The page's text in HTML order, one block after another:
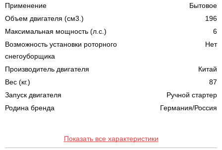
Применение
Бытовое
Объем двигателя (см3.)
196
Максимальная мощность (л.с.)
6
Возможность установки роторного
снегоуборщика
Нет
Производитель двигателя
Китай
Вес (кг.)
87
Запуск двигателя
Ручной стартер
Родина бренда
Германия/Россия
Показать все характеристики